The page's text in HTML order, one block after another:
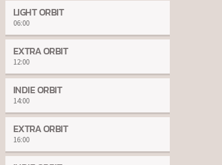
LIGHT ORBIT
06:00
EXTRA ORBIT
12:00
INDIE ORBIT
14:00
EXTRA ORBIT
16:00